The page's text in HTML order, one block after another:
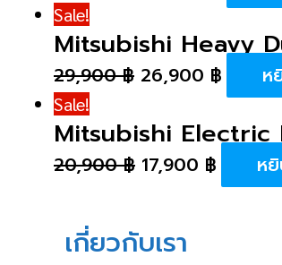
Sale!
Mitsubishi Heavy
29,900฿ 26,900 ฿ ห
Sale!
Mitsubishi Electric
20,900฿ 17,900 ฿ ห
เกี่ยวกับเรา